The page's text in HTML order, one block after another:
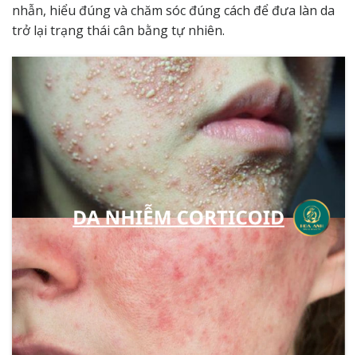
nhẫn, hiểu đúng và chăm sóc đúng cách để đưa làn da
trở lại trạng thái cân bằng tự nhiên.